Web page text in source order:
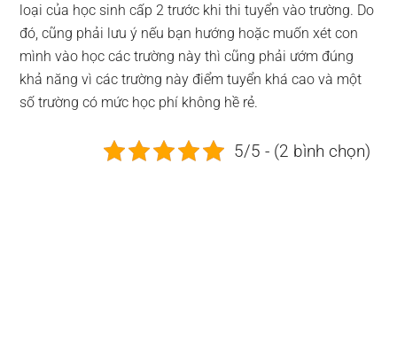
loại của học sinh cấp 2 trước khi thi tuyển vào trường. Do
đó, cũng phải lưu ý nếu bạn hướng hoặc muốn xét con
mình vào học các trường này thì cũng phải ướm đúng
khả năng vì các trường này điểm tuyển khá cao và một
số trường có mức học phí không hề rẻ.
5/5 - (2 bình chọn)